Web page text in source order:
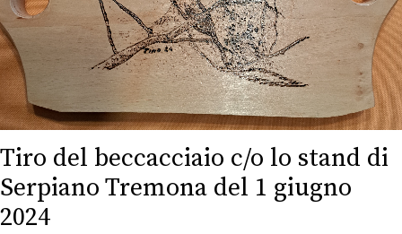
Tiro del beccacciaio c/o lo stand di
Serpiano Tremona del 1 giugno
2024